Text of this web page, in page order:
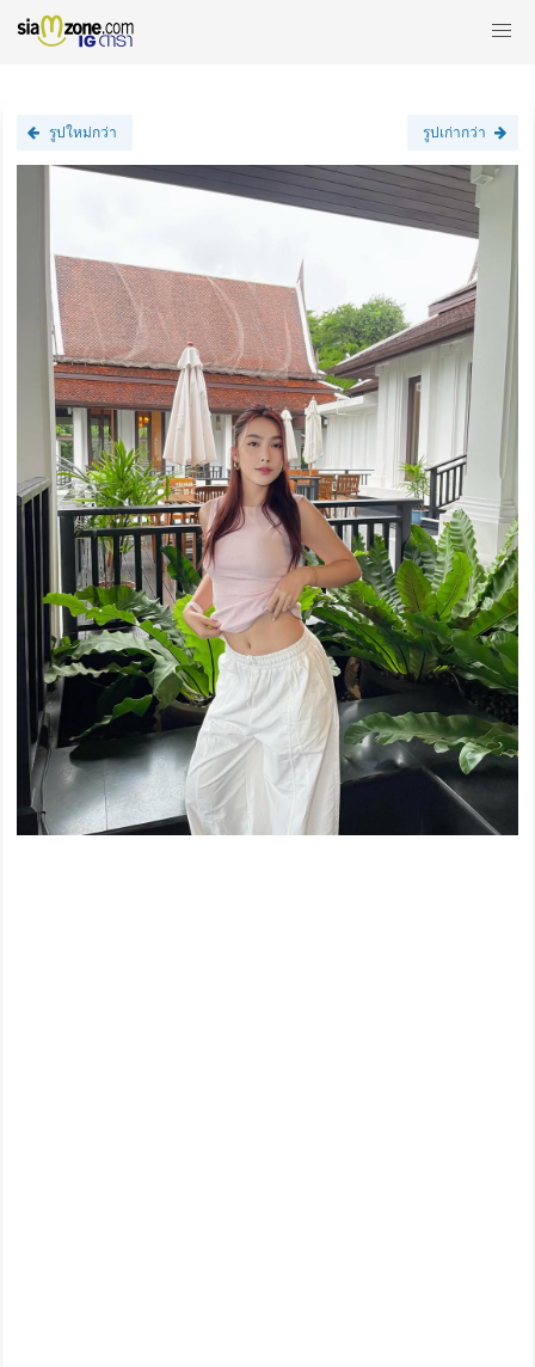
รูปใหม่กว่า รูปเก่ากว่า